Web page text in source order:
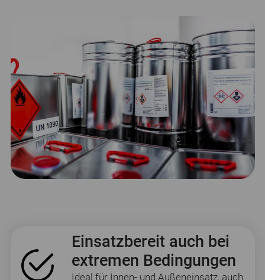
Einsatzbereit auch bei
extremen Bedingungen
Ideal für Innen- und Außeneinsatz, auch